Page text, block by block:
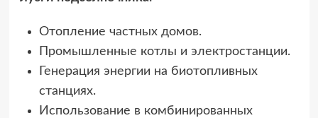
Отопление частных домов.
Промышленные котлы и электростанции.
Генерация энергии на биотопливных
станциях.
Использование в комбинированных